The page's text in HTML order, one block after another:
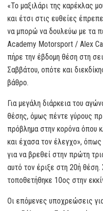
«Το μαξιλάρι της καρέκλας
και έτσι στις ευθείες
να μπορώ να δουλεύω με τα
Academy Motorsport / Alex
πήρε την έβδομη θέση στη
Σαββάτου, οπότε και
βάθρο.
Για μεγάλη διάρκεια του
θέσης, όμως πέντε γύρους
πρόβλημα στην κορόνα όπου
και έχασα τον έλεγχο», όπως
για να βρεθεί στην πρώτη
αυτό τον έριξε στη 20ή
τοποθετήθηκε 10ος στην
Οι επόμενες υποχρεώσεις